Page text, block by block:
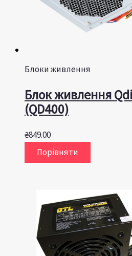
Блоки живлення
Блок живлення
(QD400)
₴849.00
Порівняти